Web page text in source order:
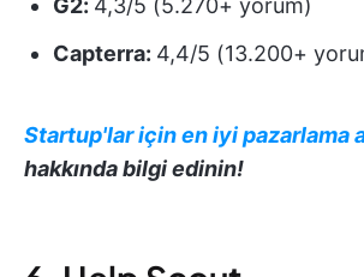
Capterra: 4,4/5 (13.200+
Startup'lar için en iyi pazarlama
hakkında bilgi edinin!